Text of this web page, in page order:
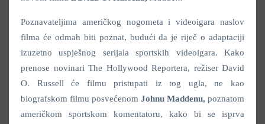
Poznavateljima američkog nogometa i videoigara naslov
filma će odmah biti poznat, budući da je riječ o adaptaciji
izuzetno uspješnog serijala sportskih videoigara. Kako
prenose novinari The Hollywood Reportera, režiser David
O. Russell će filmu pristupati iz tog ugla, ne kao
biografskom filmu posvećenom Johnu Maddenu, poznatom
američkom sportskom komentatoru, kako bi se isprva